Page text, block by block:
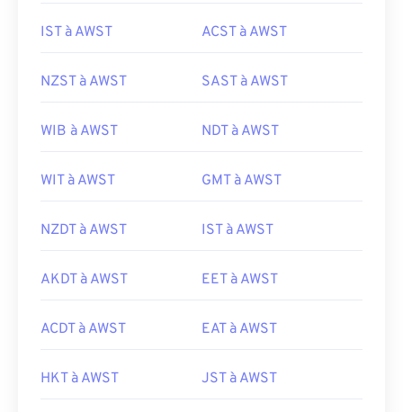
IST à AWST ACST à AWST
NZST à AWST SAST à AWST
WIB à AWST NDT à AWST
WIT à AWST GMT à AWST
NZDT à AWST IST à AWST
AKDT à AWST EET à AWST
ACDT à AWST EAT à AWST
HKT à AWST JST à AWST